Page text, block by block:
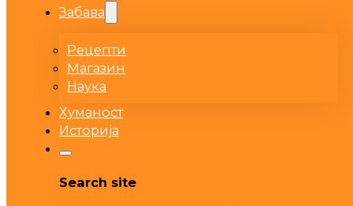
Забава
Рецепти
Магазин
Наука
Хуманост
Историја
Search site